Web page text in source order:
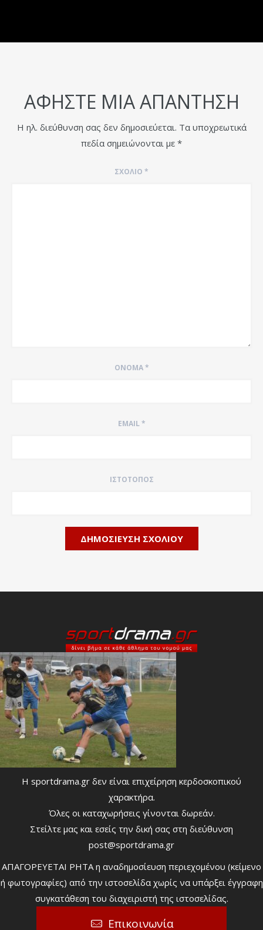
ΑΦΉΣΤΕ ΜΙΑ ΑΠΆΝΤΗΣΗ
Η ηλ. διεύθυνση σας δεν δημοσιεύεται. Τα υποχρεωτικά
πεδία σημειώνονται με *
ΣΧΌΛΙΟ *
ΌΝΟΜΑ*
EMAIL*
ΙΣΤΌΤΟΠΟΣ
Η sportdrama.gr δεν είναι επιχείρηση κερδοσκοπικού
χαρακτήρα.
Όλες οι καταχωρήσεις γίνονται δωρεάν.
Στείλτε μας και εσείς την δική σας στη διεύθυνση
post@sportdrama.gr
ΑΠΑΓΟΡΕΥΕΤΑΙ ΡΗΤΑ η αναδημοσίευση περιεχομένου (κείμενο
ή φωτογραφίες) από την ιστοσελίδα χωρίς να υπάρξει έγγραφη
συγκατάθεση του διαχειριστή της ιστοσελίδας.
Επικοινωνία